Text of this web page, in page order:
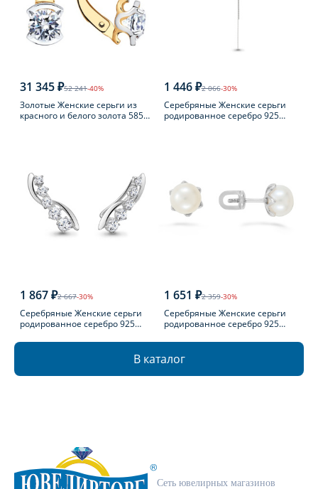
31 345 ₽52 241-40%
Золотые Женские серьги из
красного и белого золота 585
1 446 ₽2 066-30%
Серебряные Женские серьги
родированное серебро 925
1 867 ₽2 667-30%
Серебряные Женские серьги
родированное серебро 925
1 651 ₽2 359-30%
Серебряные Женские серьги
родированное серебро 925
В каталог
Сеть ювелирных магазинов